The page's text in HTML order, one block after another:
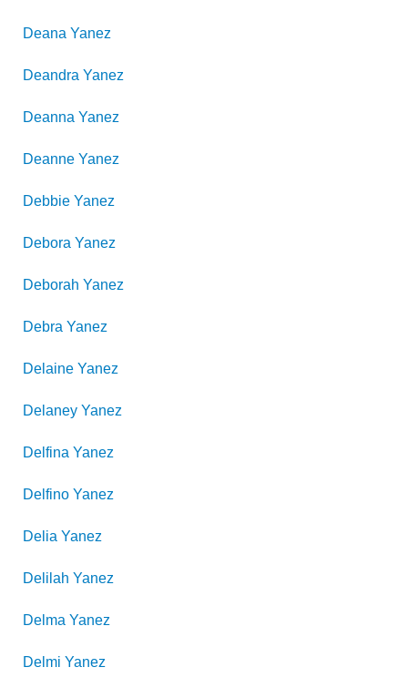
Deana Yanez
Deandra Yanez
Deanna Yanez
Deanne Yanez
Debbie Yanez
Debora Yanez
Deborah Yanez
Debra Yanez
Delaine Yanez
Delaney Yanez
Delfina Yanez
Delfino Yanez
Delia Yanez
Delilah Yanez
Delma Yanez
Delmi Yanez